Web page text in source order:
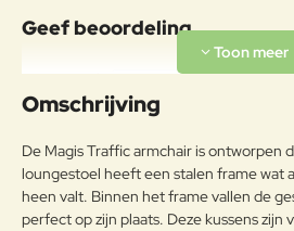
Geef beoordeling
Uw naam:
g:
Omschrijving
De Magis Traffic armchair is ontworpen
loungestoel heeft een stalen frame wat
heen valt. Binnen het frame vallen de
perfect op zijn plaats. Deze kussens zijn